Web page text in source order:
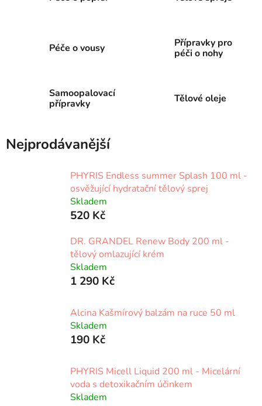
Péče o vousy
Přípravky pro
péči o nohy
Samoopalovací
přípravky
Tělové oleje
Nejprodávanější
PHYRIS Endless summer Splash 100 ml -
osvěžující hydratační tělový sprej
Skladem
520 Kč
DR. GRANDEL Renew Body 200 ml -
tělový omlazující krém
Skladem
1 290 Kč
Alcina Kašmírový balzám na ruce 50 ml
Skladem
190 Kč
PHYRIS Micell Liquid 200 ml - Micelární
voda s detoxikačním účinkem
Skladem